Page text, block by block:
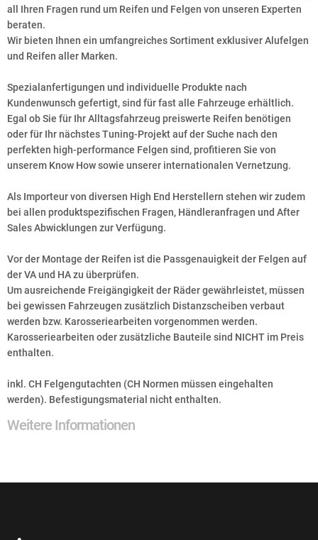
all Ihren Fragen rund um Reifen und Felgen von unseren Experten
beraten.
Wir bieten Ihnen ein umfangreiches Sortiment exklusiver Alufelgen
und Reifen aller Marken.
Spezialanfertigungen und individuelle Produkte nach
Kundenwunsch gefertigt, sind für fast alle Fahrzeuge erhältlich.
Egal ob Sie für Ihr Alltagsfahrzeug preiswerte Reifen benötigen
oder für Ihr nächstes Tuning-Projekt auf der Suche nach den
perfekten high-performance Felgen sind, profitieren Sie von
unserem Know How sowie unserer internationalen Vernetzung.
Als Importeur von diversen High End Herstellern stehen wir zudem
bei allen produktspezifischen Fragen, Händleranfragen und After
Sales Abwicklungen zur Verfügung.
Vor der Montage der Reifen ist die Passgenauigkeit der Felgen auf
der VA und HA zu überprüfen.
Um ausreichende Freigängigkeit der Räder gewährleistet, müssen
bei gewissen Fahrzeugen zusätzlich Distanzscheiben verbaut
werden bzw. Karosseriearbeiten vorgenommen werden.
Karosseriearbeiten oder zusätzliche Bauteile sind NICHT im Preis
enthalten.
inkl. CH Felgengutachten (CH Normen müssen eingehalten
werden). Befestigungsmaterial nicht enthalten.
Weitere Informationen